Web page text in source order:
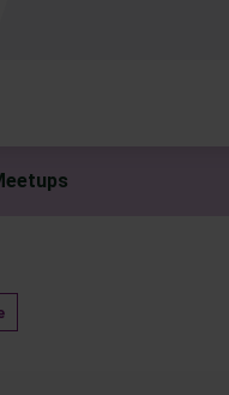
beschikbaar zijn,